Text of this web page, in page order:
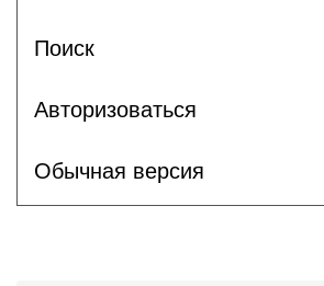
Поиск
Авторизоваться
Обычная версия